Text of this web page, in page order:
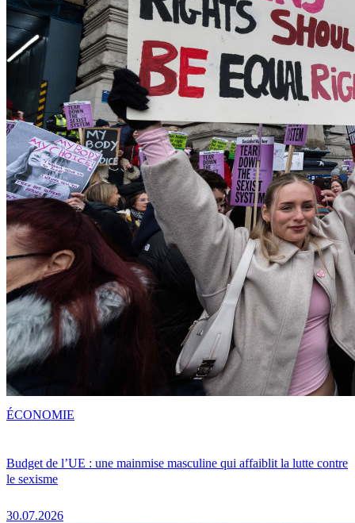
Budget de l’UE : une mainmise masculine qui affaiblit la lutte contre
le sexisme
30.07.2026
ÉCONOMIE